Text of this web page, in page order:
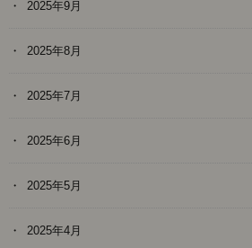
2025年9月
2025年8月
2025年7月
2025年6月
2025年5月
2025年4月